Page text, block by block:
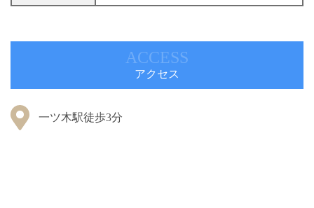
ACCESS
アクセス
一ツ木駅徒歩3分